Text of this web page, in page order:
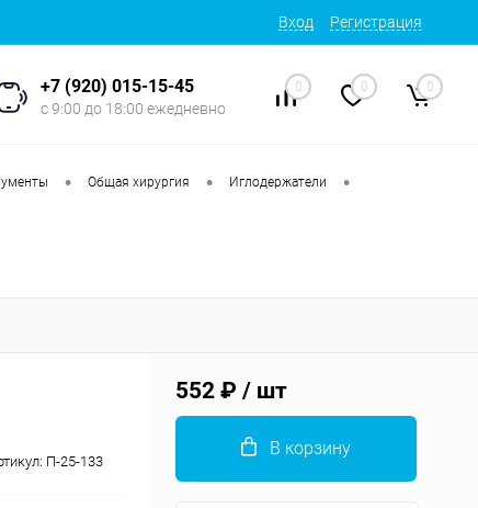
Вход Регистрация
+7 (920) 015-15-45
с 9:00 до 18:00 ежедневно
0 0 0
• Общая хирургия • Иглодержатели •
П-25-133
552 ₽ / шт
В корзину